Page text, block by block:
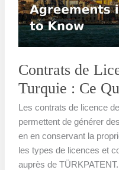
Contrats de
Turquie : Ce
Les contrats de licence
permettent de générer
en en conservant la
les types de licences et
auprès de TÜRKPATENT.
en
Turquie
:
Ce
Faut
Savoir